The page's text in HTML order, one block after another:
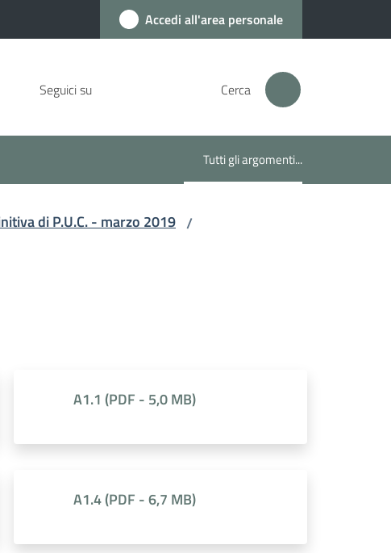
Accedi all'area personale
Seguici su Cerca
Tutti gli argomenti...
Menu selezionato
di P.U.C. - marzo 2019 /
A1.1 (PDF - 5,0 MB)
A1.4(PDF - 6,7 MB)